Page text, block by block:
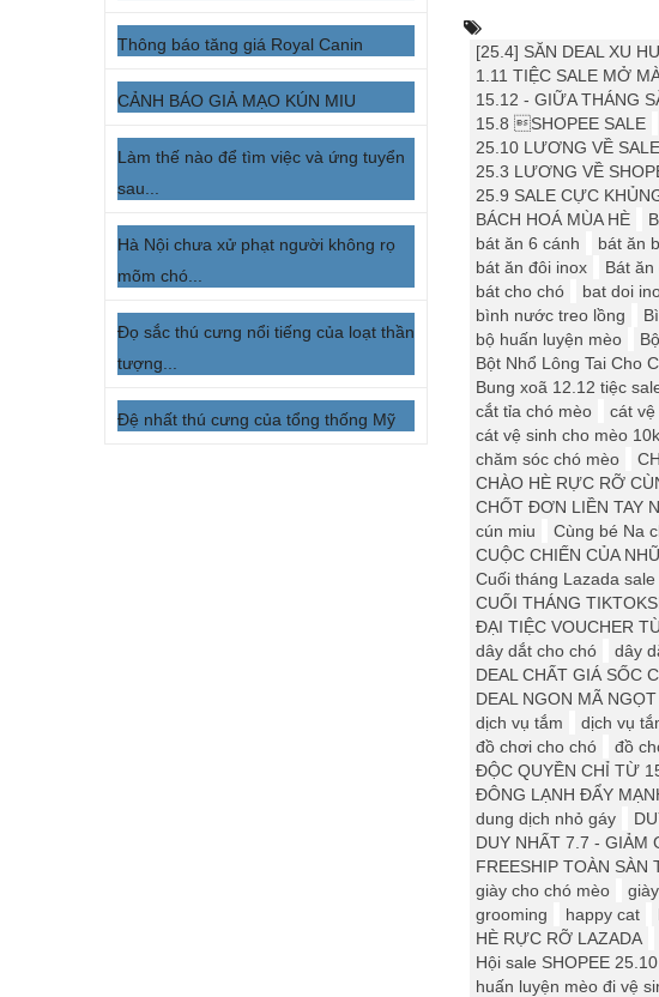
Thông báo tăng giá Royal Canin
CẢNH BÁO GIẢ MẠO KÚN MIU
Làm thế nào để tìm việc và ứng tuyển
sau...
Hà Nội chưa xử phạt người không rọ
mõm chó...
Đọ sắc thú cưng nổi tiếng của loạt thần
tượng...
Đệ nhất thú cưng của tổng thống Mỹ
[25.4] ️️SĂN DEAL XU
1.11 TIỆC SALE MỞ
15.12 - GIỮA THÁNG
15.8 SHOPEE SALE
25.10 LƯƠNG VỀ
25.3 LƯƠNG VỀ
25.9 SALE CỰC
BÁCH HOÁ MÙA HÈ
bát ăn 6 cánh
bát ăn
bát ăn đôi inox
Bát ăn
bát cho chó
bat doi
bình nước treo lồng
bộ huấn luyện mèo
Bột Nhổ Lông Tai Cho
Bung xoã 12.12 tiệc
cắt tỉa chó mèo
cát vệ
cát vệ sinh cho mèo
chăm sóc chó mèo
CHÀO HÈ RỰC RỠ
CHỐT ĐƠN LIỀN TAY
cún miu
Cùng bé Na
CUỘC CHIẾN CỦA
Cuối tháng Lazada sale
CUỐI THÁNG
ĐẠI TIỆC VOUCHER
dây dắt cho chó
dây
DEAL CHẤT GIÁ SỐC
DEAL NGON MÃ
dịch vụ tắm
dịch vụ
đồ chơi cho chó
đồ
ĐỘC QUYỀN CHỈ TỪ
ĐÔNG LẠNH ĐẨY
dung dịch nhỏ gáy
DUY NHẤT 7.7 - GIẢM
FREESHIP TOÀN SÀN
giày cho chó mèo
grooming
happy cat
HÈ RỰC RỠ LAZADA
Hội sale SHOPEE 25.10
huấn luyện mèo đi vệ